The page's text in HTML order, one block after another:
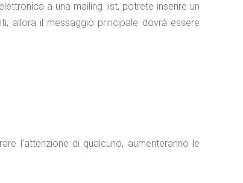
a una mailing list, potrete inserire un
allora il messaggio principale dovrà essere
l'attenzione di qualcuno, aumenteranno le